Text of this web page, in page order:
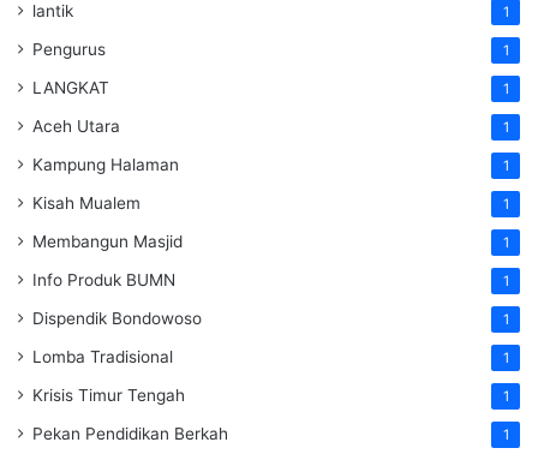
lantik 1
Pengurus 1
LANGKAT 1
Aceh Utara 1
Kampung Halaman 1
Kisah Mualem 1
Membangun Masjid 1
Info Produk BUMN 1
Dispendik Bondowoso 1
Lomba Tradisional 1
Krisis Timur Tengah 1
Pekan Pendidikan Berkah 1